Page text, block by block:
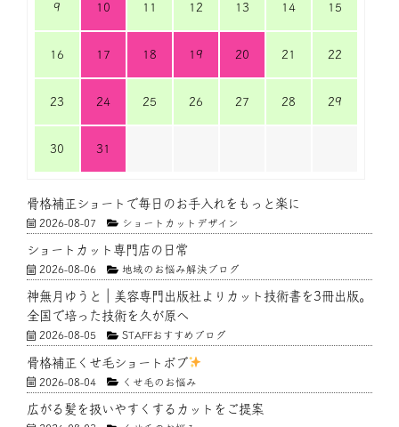
9 10 11 12 13 14 15
16 17 18 19 20 21 22
23 24 25 26 27 28 29
30 31
骨格補正ショートで毎日のお手入れをもっと楽に
2026-08-07 ショートカットデザイン
ショートカット専門店の日常
2026-08-06 地域のお悩み解決ブログ
神無月ゆうと｜美容専門出版社よりカット技術書を3冊出版。
全国で培った技術を久が原へ
2026-08-05 STAFFおすすめブログ
骨格補正くせ毛ショートボブ
2026-08-04 くせ毛のお悩み
広がる髪を扱いやすくするカットをご提案